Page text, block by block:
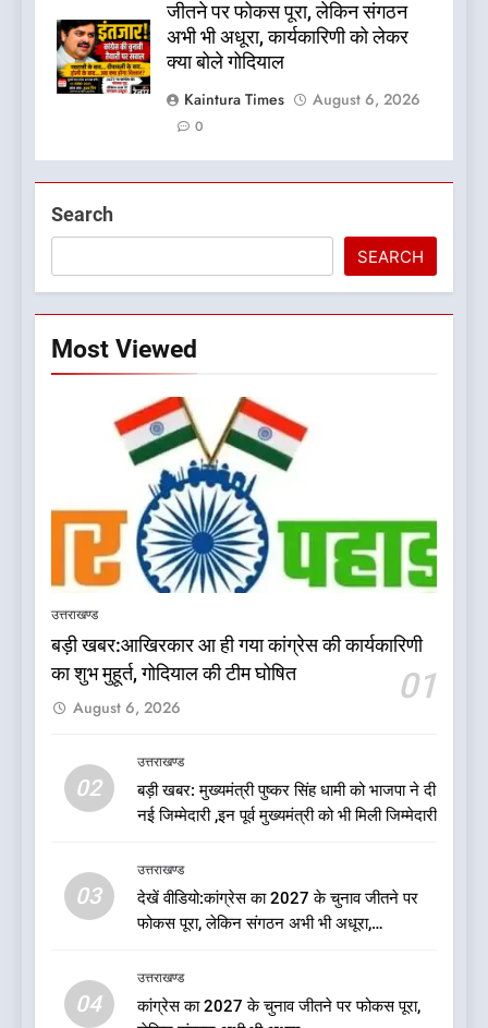
जीतने पर फोकस पूरा, लेकिन संगठन
अभी भी अधूरा, कार्यकारिणी को लेकर
क्या बोले गोदियाल
Kaintura Times
August 6, 2026
0
Search
SEARCH
Most Viewed
उत्तराखण्ड
बड़ी खबर:आखिरकार आ ही गया कांग्रेस की कार्यकारिणी
का शुभ मुहूर्त, गोदियाल की टीम घोषित
01
August 6, 2026
02
उत्तराखण्ड
बड़ी खबर: मुख्यमंत्री पुष्कर सिंह धामी को भाजपा ने दी
नई जिम्मेदारी ,इन पूर्व मुख्यमंत्री को भी मिली जिम्मेदारी
03
उत्तराखण्ड
देखें वीडियो:कांग्रेस का 2027 के चुनाव जीतने पर
फोकस पूरा, लेकिन संगठन अभी भी अधूरा,
04
उत्तराखण्ड
कांग्रेस का 2027 के चुनाव जीतने पर फोकस पूरा,
5
दिल्ली की कोर ग्रुप बैठक में भाजपा
के बड़े फैसले
उत्तराखण्ड
6
ऑरेंज अलर्ट के बीच डीएम का बड़ा
7
जखोली:त्यूँखर गांव के खेतों में दिखे दो
उत्तराखण्ड
लिए एडवोकेट ललित मोहन जोशी को
मिला ‘घन्ना भाई सम्मान-2026